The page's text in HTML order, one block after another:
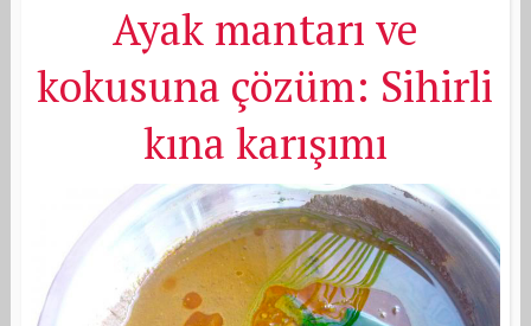
Ayak mantarı ve
kokusuna çözüm: Sihirli
kına karışımı